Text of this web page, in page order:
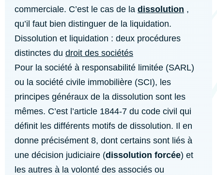
commerciale. C’est le cas de la dissolution ,
qu’il faut bien distinguer de la liquidation.
Dissolution et liquidation : deux procédures
distinctes du droit des sociétés
Pour la société à responsabilité limitée (SARL)
ou la société civile immobilière (SCI), les
principes généraux de la dissolution sont les
mêmes. C’est l’article 1844-7 du code civil qui
définit les différents motifs de dissolution. Il en
donne précisément 8, dont certains sont liés à
une décision judiciaire (dissolution forcée) et
les autres à la volonté des associés ou